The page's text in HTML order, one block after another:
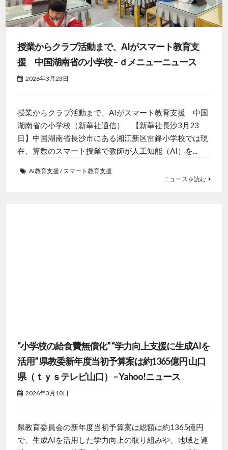
授業からクラブ活動まで、AIがスマート教育支
援 中国湖南省の小学校 – ｄメニューニュース
2026年3月23日
授業からクラブ活動まで、AIがスマート教育支援 中国
湖南省の小学校（新華社通信） 【新華社長沙3月23
日】中国湖南省長沙市にある湘江新区雷鋒小学校では現
在、算数のスマート授業で教師が人工知能（AI）を...
AI教育支援 / スマート教育支援
ニュースを読む
“小学校の給食費無償化” “学力向上支援に生成AIを
活用” 県教委新年度当初予算案は約1365億円 山口
県（ｔｙｓテレビ山口） – Yahoo!ニュース
2026年3月10日
県教育委員会の新年度当初予算案は総額は約1365億円
で、生成AIを活用した学力向上の取り組みや、地域と連